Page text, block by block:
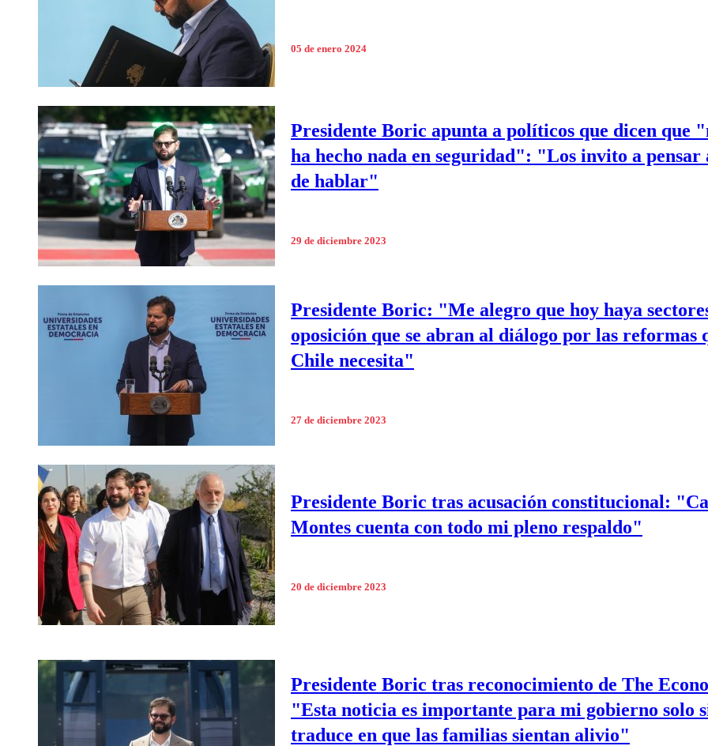
05 de enero 2024
Presidente Boric apunta a políticos que dicen que
ha hecho nada en seguridad": "Los invito a pensar
de hablar"
29 de diciembre 2023
Presidente Boric: "Me alegro que hoy haya
oposición que se abran al diálogo por las reformas
Chile necesita"
27 de diciembre 2023
Presidente Boric tras acusación constitucional:
Montes cuenta con todo mi pleno respaldo"
20 de diciembre 2023
Presidente Boric tras reconocimiento de The
"Esta noticia es importante para mi gobierno solo
traduce en que las familias sientan alivio"